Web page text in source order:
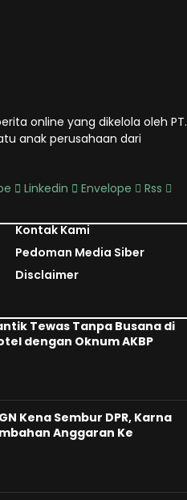
online yang dikelola oleh PT.
anak perusahaan dari
Linkedin Envelope
Rss
Kontak Kami
Pedoman Media Siber
Disclaimer
Tewas Tanpa Busana di
dengan Oknum AKBP
Kena Sembur DPR, Karna
Anggaran Ke